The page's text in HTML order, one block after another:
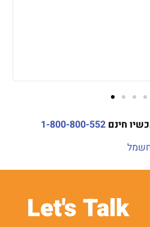
חינם 1-800-800-552
חשמל
Let's Talk